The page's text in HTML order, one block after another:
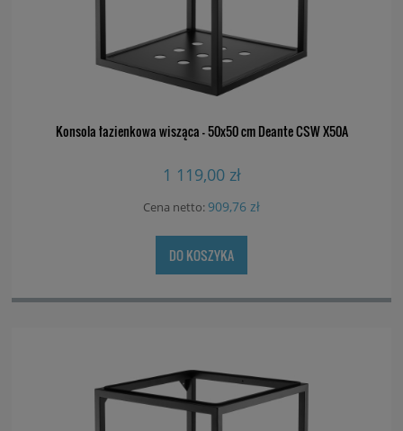
Konsola łazienkowa wisząca - 50x50 cm Deante CSW X50A
1 119,00 zł
Cena netto: 909,76 zł
DO KOSZYKA